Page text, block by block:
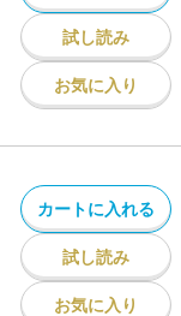
試し読み
お気に入り
カートに入れる
試し読み
お気に入り